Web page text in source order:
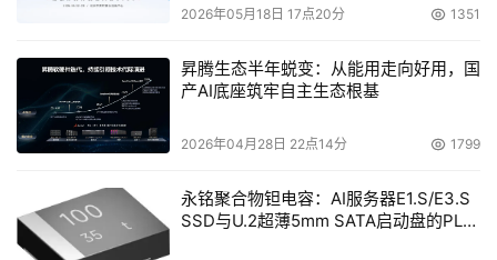
2026年05月18日 17点20分 1351
昇腾生态半年蜕变：从能用走向好用，国
产AI底座筑牢自主生态根基
2026年04月28日 22点14分 1799
永铭聚合物钽电容：AI服务器E1.S/E3.S
SSD与U.2超薄5mm SATA启动盘的PLP